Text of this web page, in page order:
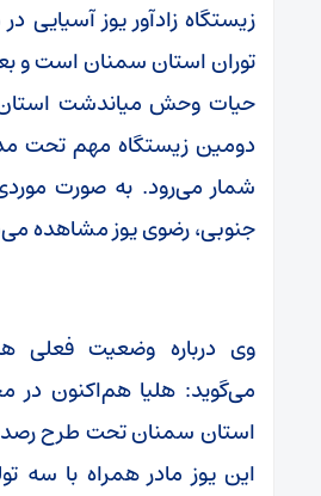
زیستگاه زادآور یوز آسیایی
توران استان سمنان است و
حیات وحش میاندشت
دومین زیستگاه مهم تحت
شمار می‌رود. به صورت
جنوبی، رضوی یوز مشاهده
وی درباره وضعیت فعلی
می‌گوید: هلیا هم‌اکنون در
استان سمنان تحت طرح رصد
این یوز مادر همراه با سه